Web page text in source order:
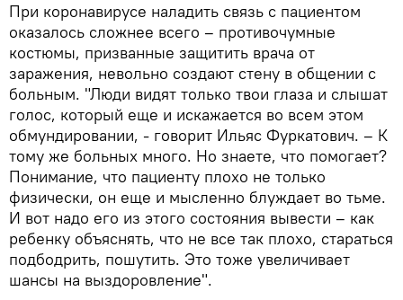
При коронавирусе наладить связь с пациентом
оказалось сложнее всего – противочумные
костюмы, призванные защитить врача от
заражения, невольно создают стену в общении с
больным. "Люди видят только твои глаза и слышат
голос, который еще и искажается во всем этом
обмундировании, - говорит Ильяс Фуркатович. – К
тому же больных много. Но знаете, что помогает?
Понимание, что пациенту плохо не только
физически, он еще и мысленно блуждает во тьме.
И вот надо его из этого состояния вывести – как
ребенку объяснять, что не все так плохо, стараться
подбодрить, пошутить. Это тоже увеличивает
шансы на выздоровление".